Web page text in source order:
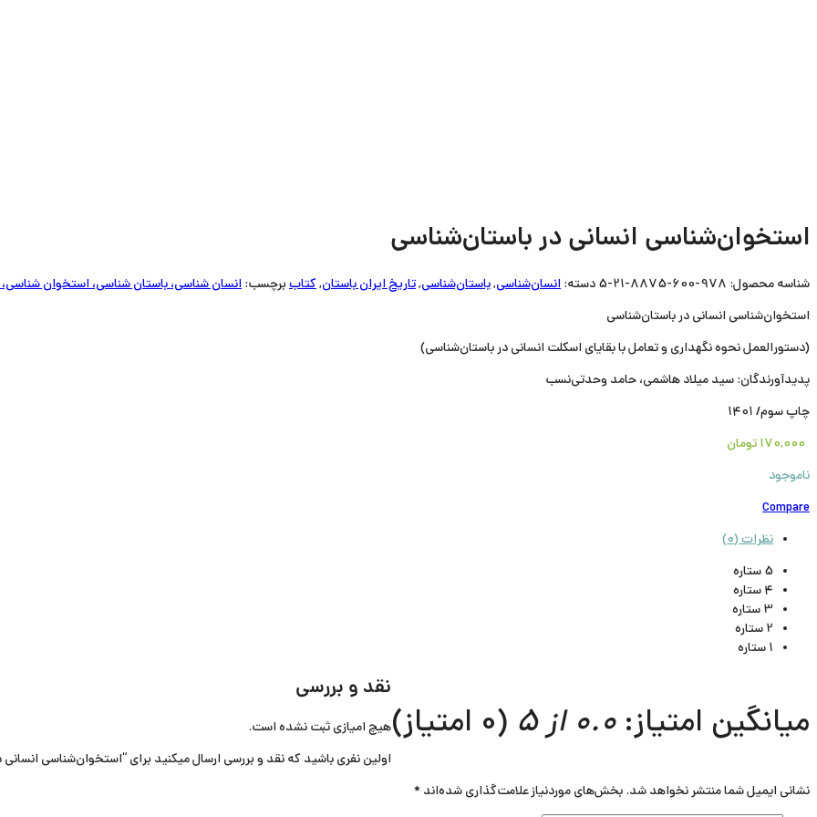
استخوان‌شناسی انسانی در باستان‌شناسی
شناسه محصول: 978-600-8875-21-5 دسته:انسان‌شناسی,باستان‌شناسی,تاریخ ایران باستان,کتاببرچسب:انسان شناسی، باستان شناسی، استخوان
استخوان‌شناسی انسانی در باستان‌شناسی
(دستورالعمل نحوه نگهداری و تعامل با بقایای اسکلت انسانی در باستان‌شناسی)
پدیدآورندگان: سید میلاد هاشمی، حامد وحدتی‌نسب
چاپ سوم/ 1401
170,000تومان
ناموجود
Compare
نظرات (0)
5 ستاره
4 ستاره
3 ستاره
2 ستاره
1 ستاره
میانگین امتیاز: 0.0 از 5 (0 امتیاز)
نقد و بررسی
هیچ امیازی ثبت نشده است.
اولین نفری باشید که نقد و بررسی ارسال میکنید برای “استخوان‌شناسی
نشانی ایمیل شما منتشر نخواهد شد.بخش‌های موردنیاز علامت‌گذاری شده‌اند*